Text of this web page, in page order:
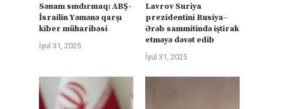
Sənanı sındırmaq: ABŞ-
İsrailin Yəmənə qarşı
kiber müharibəsi
İyul 31, 2025
Lavrov Suriya
prezidentini Rusiya–
Ərəb sammitində iştirak
etməyə dəvət edib
İyul 31, 2025